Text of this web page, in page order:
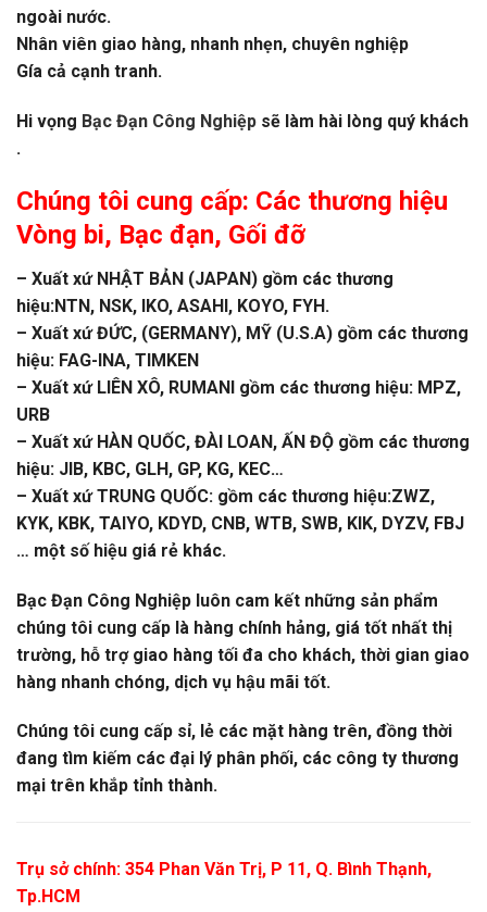
ngoài nước.
Nhân viên giao hàng, nhanh nhẹn, chuyên nghiệp
Gía cả cạnh tranh.
Hi vọng Bạc Đạn Công Nghiệp sẽ làm hài lòng quý khách
.
Chúng tôi cung cấp: Các thương hiệu
Vòng bi, Bạc đạn, Gối đỡ
– Xuất xứ NHẬT BẢN (JAPAN) gồm các thương
hiệu:NTN, NSK, IKO, ASAHI, KOYO, FYH.
– Xuất xứ ĐỨC, (GERMANY), MỸ (U.S.A) gồm các thương
hiệu: FAG-INA, TIMKEN
– Xuất xứ LIÊN XÔ, RUMANI gồm các thương hiệu: MPZ,
URB
– Xuất xứ HÀN QUỐC, ĐÀI LOAN, ẤN ĐỘ gồm các thương
hiệu: JIB, KBC, GLH, GP, KG, KEC…
– Xuất xứ TRUNG QUỐC: gồm các thương hiệu:ZWZ,
KYK, KBK, TAIYO, KDYD, CNB, WTB, SWB, KIK, DYZV, FBJ
… một số hiệu giá rẻ khác.
Bạc Đạn Công Nghiệp luôn cam kết những sản phẩm
chúng tôi cung cấp là hàng chính hảng, giá tốt nhất thị
trường, hỗ trợ giao hàng tối đa cho khách, thời gian giao
hàng nhanh chóng, dịch vụ hậu mãi tốt.
Chúng tôi cung cấp sỉ, lẻ các mặt hàng trên, đồng thời
đang tìm kiếm các đại lý phân phối, các công ty thương
mại trên khắp tỉnh thành.
Trụ sở chính: 354 Phan Văn Trị, P 11, Q. Bình Thạnh,
Tp.HCM